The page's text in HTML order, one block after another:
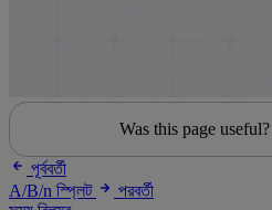
Was this page useful?
পূর্ববর্তী
A/B/n স্প্লিট
পরবর্তী